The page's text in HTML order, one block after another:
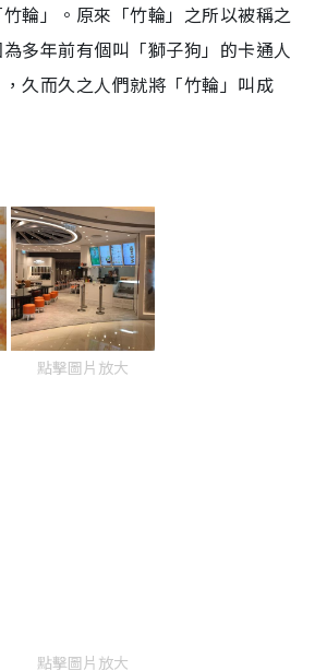
輪」。原來「竹輪」之所以被稱之
多年前有個叫「獅子狗」的卡通人
久而久之人們就將「竹輪」叫成
點擊圖片放大
點擊圖片放大